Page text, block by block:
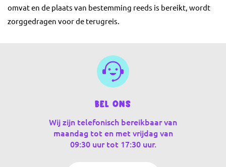
omvat en de plaats van bestemming reeds is bereikt, wordt
zorggedragen voor de terugreis.
Bel ons
Wij zijn telefonisch bereikbaar van
maandag tot en met vrijdag van
09:30 uur tot 17:30 uur.